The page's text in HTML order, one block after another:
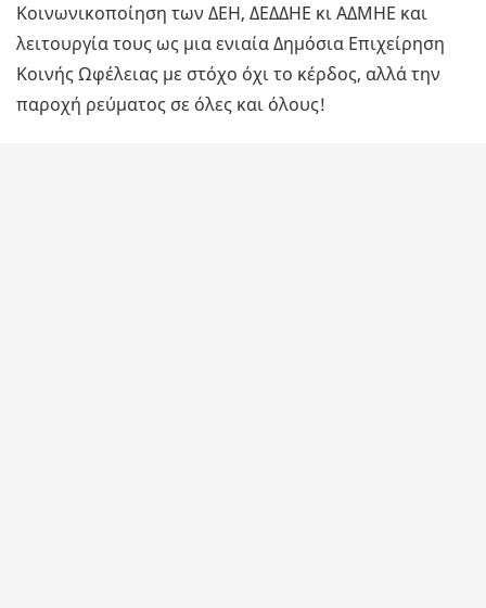
Κοινωνικοποίηση των ΔΕΗ, ΔΕΔΔΗΕ κι ΑΔΜΗΕ και
λειτουργία τους ως μια ενιαία Δημόσια Επιχείρηση
Κοινής Ωφέλειας με στόχο όχι το κέρδος, αλλά την
παροχή ρεύματος σε όλες και όλους!